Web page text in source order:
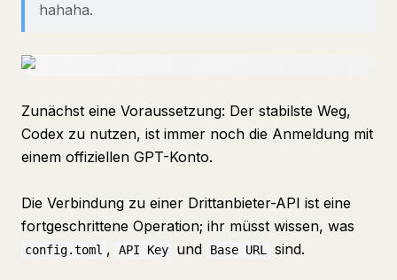
hahaha.
Zunächst eine Voraussetzung: Der stabilste Weg,
Codex zu nutzen, ist immer noch die Anmeldung mit
einem offiziellen GPT-Konto.
Die Verbindung zu einer Drittanbieter-API ist eine
fortgeschrittene Operation; ihr müsst wissen, was
config.toml , API Key und Base URL sind.